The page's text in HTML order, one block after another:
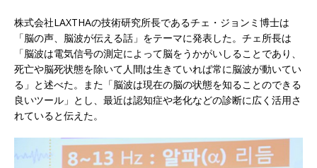
株式会社LAXTHAの技術研究所長であるチェ・ジョンミ博士は
「脳の声、脳波が伝える話」をテーマに発表した。チェ所長は
「脳波は電気信号の測定によって脳をうかがいしることであり、
死亡や脳死状態を除いて人間は生きていれば常に脳波が動いてい
る」と述べた。また「脳波は現在の脳の状態を知ることのできる
良いツール」とし、最近は認知症や老化などの診断に広く活用さ
れていると伝えた。